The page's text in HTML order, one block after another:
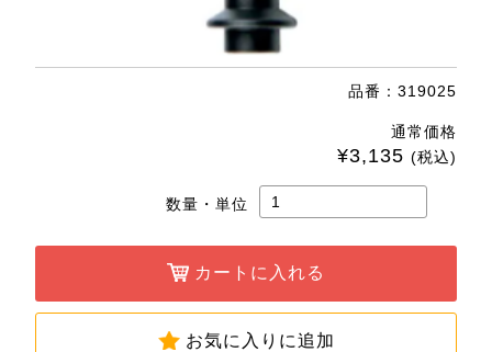
品番：319025
通常価格
¥3,135 (税込)
数量・単位
カートに入れる
お気に入りに追加